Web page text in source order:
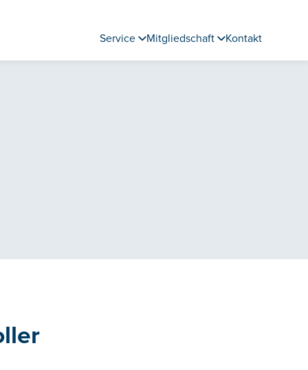
Service Mitgliedschaft Kontakt